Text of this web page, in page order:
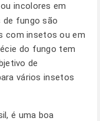
incolores em
de fungo são
com insetos ou em
do fungo tem
de
vários insetos
é uma boa